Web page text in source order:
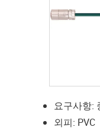
요구사항:
외피: PVC